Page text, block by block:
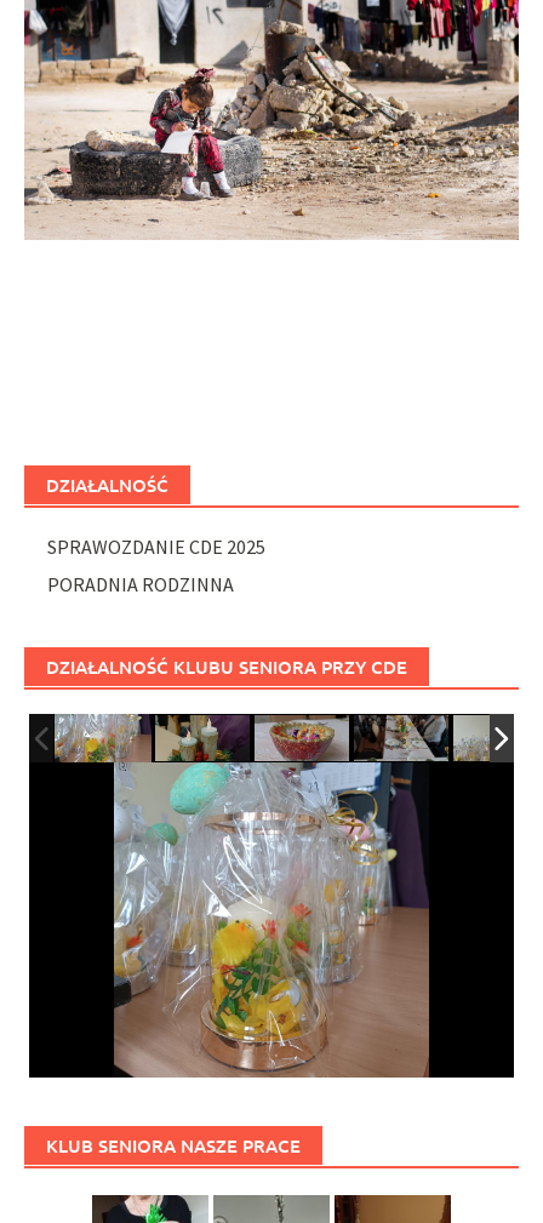
DZIAŁALNOŚĆ
SPRAWOZDANIE CDE 2025
PORADNIA RODZINNA
DZIAŁALNOŚĆ KLUBU SENIORA PRZY CDE
KLUB SENIORA NASZE PRACE